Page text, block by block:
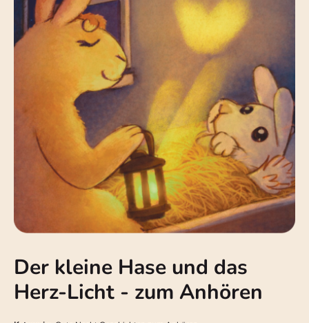
Der kleine Hase und das
Herz-Licht - zum Anhören